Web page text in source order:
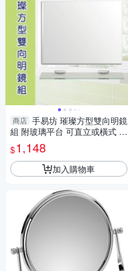
商店 手易坊 璀璨方型雙向明鏡
組 附玻璃平台 可直立或橫式 衛
浴家具 浴室鏡子【愛買】
$1,148
加入購物車